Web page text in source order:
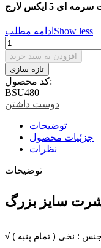
ای 5 ایکس لارج
ادامه مطلب Show less
افزودن به سبد خرید
کد محصول:
BSU480
دوست داشتن
توضیحات
جزئیات محصول
نظرات
توضیحات
سایز بزرگ